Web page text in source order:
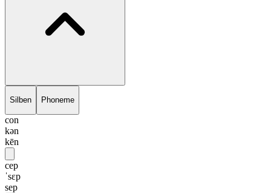
Silben Phoneme
con
kən
kēn
cep
ˈsɛp
sep